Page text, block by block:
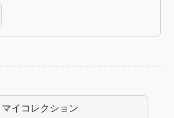
マイコレクション